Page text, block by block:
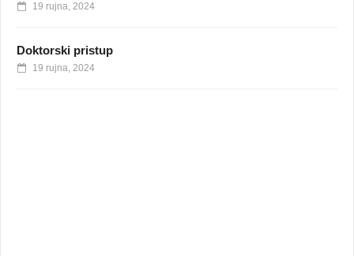
19 rujna, 2024
Doktorski pristup
19 rujna, 2024